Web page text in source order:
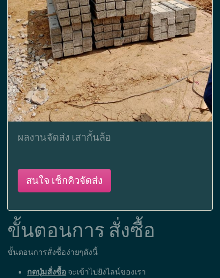
ผลงานจัดส่ง เสากั้นล้อ
สนใจ เช็กคิวจัดส่ง
ขั้นตอนการ สั่งซื้อ
ขั้นตอนการสั่งซื้อง่ายๆดังนี้
กดปุ่มสั่งซื้อ จะเข้าไปยังไลน์ของเรา